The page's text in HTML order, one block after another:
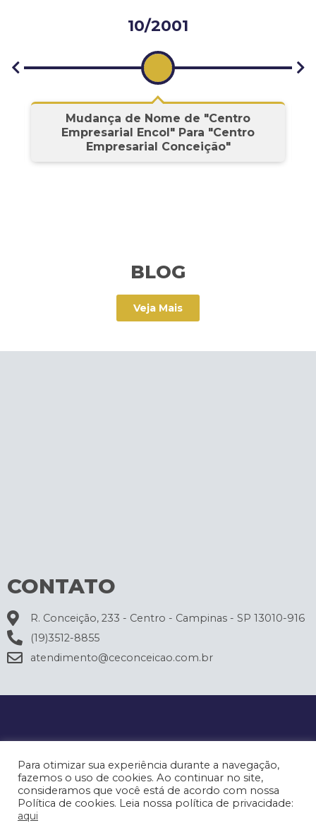
10/2001
Mudança de Nome de "Centro
Empresarial Encol" Para "Centro
Empresarial Conceição"
BLOG
Veja Mais
CONTATO
R. Conceição, 233 - Centro - Campinas - SP 13010-916
(19)3512-8855
atendimento@ceconceicao.com.br
Para otimizar sua experiência durante a navegação,
fazemos o uso de cookies. Ao continuar no site,
consideramos que você está de acordo com nossa
Política de cookies. Leia nossa política de privacidade:
aqui